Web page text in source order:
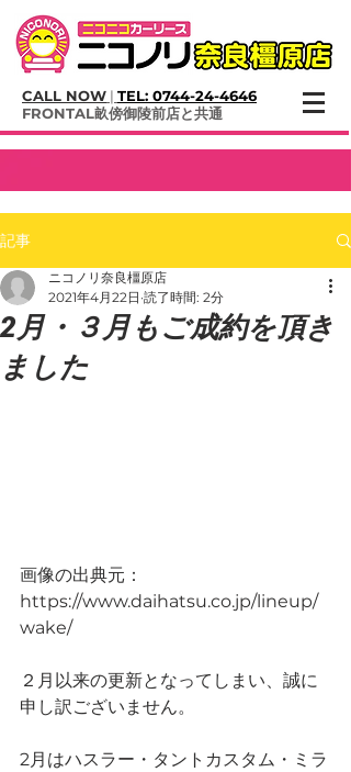
CALL NOW | TEL: 0744-24-4646
​FRONTAL畝傍御陵前店と共通
記事
2月・３月もご成約を頂き
ました
ニコノリ奈良橿原店
2021年4月22日 読了時間: 2分
画像の出典元：
https://www.daihatsu.co.jp/lineup/
wake/
２月以来の更新となってしまい、誠に
申し訳ございません。
2月はハスラー・タントカスタム・ミラ